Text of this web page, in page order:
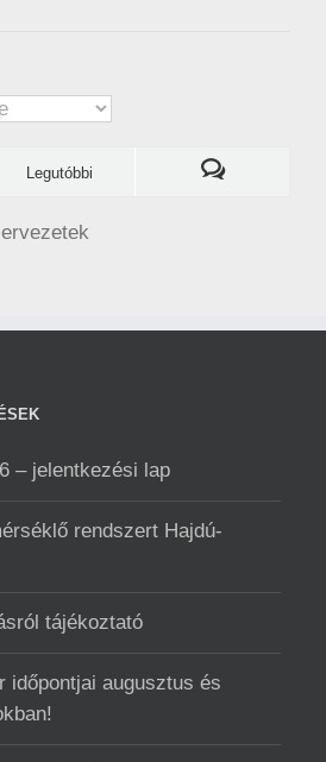
Legutóbbi
– jelentkezési lap
rendszert Hajdú-
tájékoztató
️időpontjai augusztus és